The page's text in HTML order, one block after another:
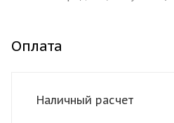
Оплата
Наличный расчет